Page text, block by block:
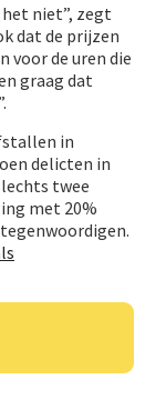
niet”, zegt
dat de prijzen
de uren die
graag dat
in
delicten in
twee
met 20%